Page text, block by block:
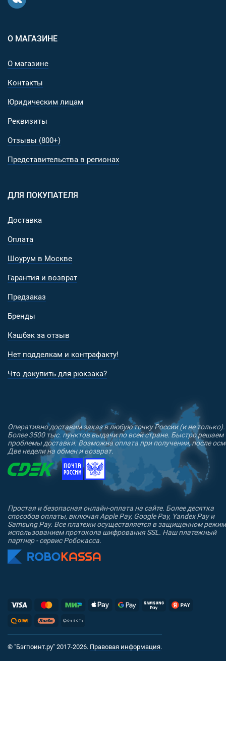
О МАГАЗИНЕ
О магазине
Контакты
Юридическим лицам
Реквизиты
Отзывы (800+)
Представительства в регионах
ДЛЯ ПОКУПАТЕЛЯ
Доставка
Оплата
Шоурум в Москве
Гарантия и возврат
Предзаказ
Бренды
Кэшбэк за отзыв
Нет подделкам и контрафакту!
Что докупить для рюкзака?
Оперативно доставим заказ в любую точку России (и не только).
Более 3500 тыс. пунктов выдачи по всей стране. Быстро решаем
проблемы доставки. Возможна оплата при получении, после
Две недели на обмен и возврат.
Простая и безопасная онлайн-оплата на сайте. Более десятка
способов оплаты, включая Apple Pay, Google Pay, Yandex Pay и
Samsung Pay. Все платежи осуществляется в защищенном
использованием протокола шифрования SSL. Наш платежный
партнер - сервис Робокасса.
© "Бэгпоинт.ру" 2017-2026. Правовая информация.